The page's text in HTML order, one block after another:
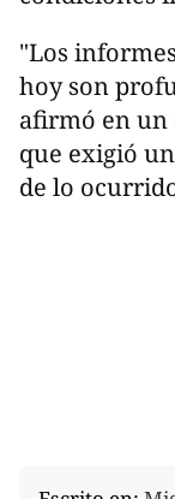
"Los
hoy son
afirmó en un
que exigió
de lo